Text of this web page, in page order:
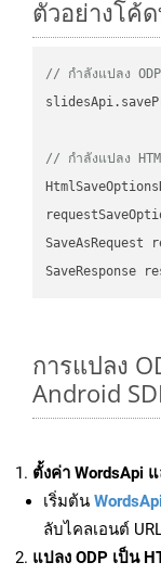
ตัวอย่างโค้
// กำลังแปลง ODP
// กำลังแปลง
SaveAsRequest
การแปลง
Android
ตั้งค่า WordsApi
เริ่มต้น WordsApi
ลับไคลเอนต์
แปลง ODP เป็น